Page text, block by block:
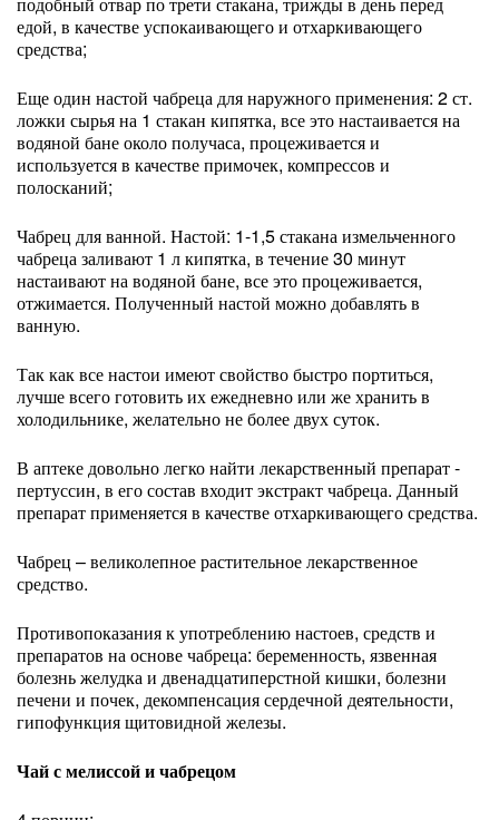
едой, в качестве успокаивающего и отхаркивающего
средства;
Еще один настой чабреца для наружного применения: 2 ст.
ложки сырья на 1 стакан кипятка, все это настаивается на
водяной бане около получаса, процеживается и
используется в качестве примочек, компрессов и
полосканий;
Чабрец для ванной. Настой: 1-1,5 стакана измельченного
чабреца заливают 1 л кипятка, в течение 30 минут
настаивают на водяной бане, все это процеживается,
отжимается. Полученный настой можно добавлять в
ванную.
Так как все настои имеют свойство быстро портиться,
лучше всего готовить их ежедневно или же хранить в
холодильнике, желательно не более двух суток.
В аптеке довольно легко найти лекарственный препарат -
пертуссин, в его состав входит экстракт чабреца. Данный
препарат применяется в качестве отхаркивающего средства.
Чабрец – великолепное растительное лекарственное
средство.
Противопоказания к употреблению настоев, средств и
препаратов на основе чабреца: беременность, язвенная
болезнь желудка и двенадцатиперстной кишки, болезни
печени и почек, декомпенсация сердечной деятельности,
гипофункция щитовидной железы.
Чай с мелиссой и чабрецом